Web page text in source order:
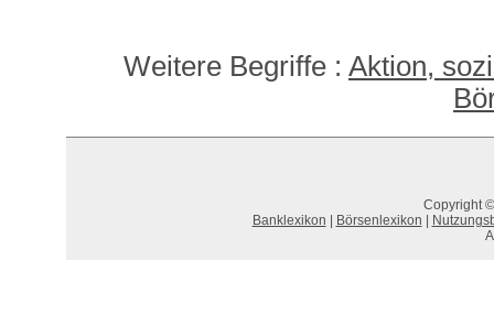
Weitere Begriffe : Aktion,
Copyright
Banklexikon
Börsenlexikon